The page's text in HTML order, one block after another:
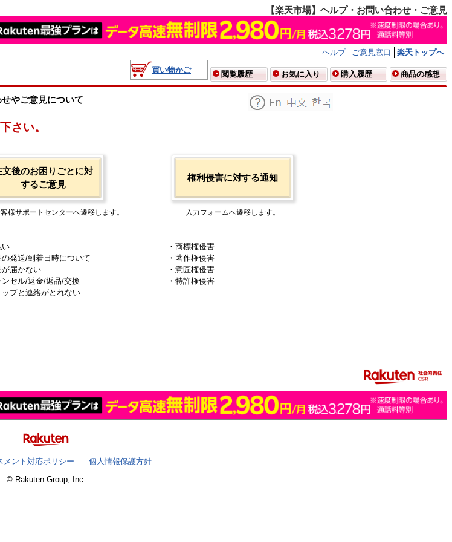
【楽天市場】ヘルプ・お問い合わせ・ご意見
ヘルプ ご意見窓口
楽天トップへ
買い物かご
閲覧履歴 お気に入り 購入履歴 商品の感想
やご意見について
さい。
文後のお困りごとに対
するご意見
様サポートセンターへ遷移します。
い
の発送/到着日時について
が届かない
ンセル/返金/返品/交換
ップと連絡がとれない
権利侵害に対する通知
入力フォームへ遷移します。
・商標権侵害
・著作権侵害
・意匠権侵害
・特許権侵害
メント対応ポリシー
個人情報保護方針
© Rakuten Group, Inc.